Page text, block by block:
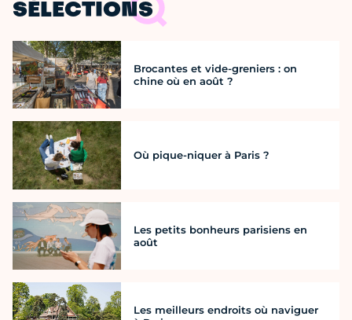
SÉLECTIONS
Brocantes et vide-greniers : on
chine où en août ?
Où pique-niquer à Paris ?
Les petits bonheurs parisiens en
août
Les meilleurs endroits où naviguer